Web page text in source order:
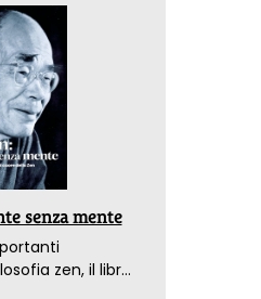
senza mente
zen, il libro